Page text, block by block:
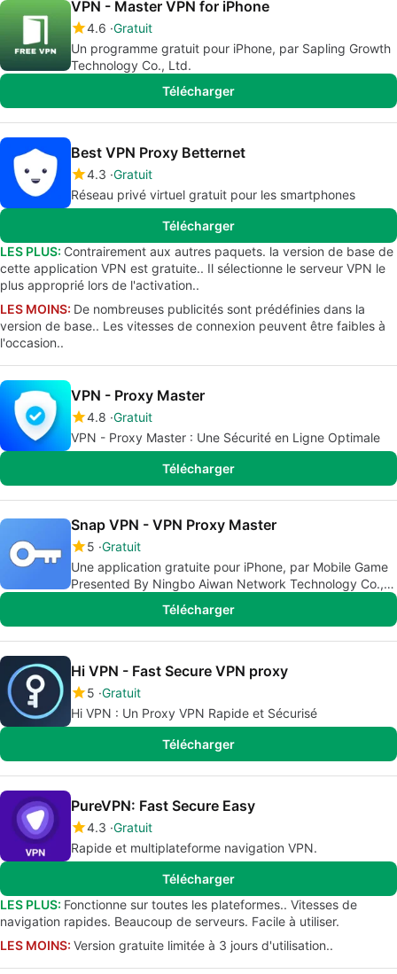
VPN - Master VPN for iPhone
4.6 Gratuit
Un programme gratuit pour iPhone, par Sapling Growth
Technology Co., Ltd.
Télécharger
Best VPN Proxy Betternet
4.3 Gratuit
Réseau privé virtuel gratuit pour les smartphones
Télécharger
LES PLUS: Contrairement aux autres paquets. la version de base de
cette application VPN est gratuite.. Il sélectionne le serveur VPN le
plus approprié lors de l'activation..
LES MOINS: De nombreuses publicités sont prédéfinies dans la
version de base.. Les vitesses de connexion peuvent être faibles à
l'occasion..
VPN - Proxy Master
4.8 Gratuit
VPN - Proxy Master : Une Sécurité en Ligne Optimale
Télécharger
Snap VPN - VPN Proxy Master
5 Gratuit
Une application gratuite pour iPhone, par Mobile Game
Presented By Ningbo Aiwan Network Technology Co.,
Télécharger
Hi VPN - Fast Secure VPN proxy
5 Gratuit
Hi VPN : Un Proxy VPN Rapide et Sécurisé
Télécharger
PureVPN: Fast Secure Easy
4.3 Gratuit
Rapide et multiplateforme navigation VPN.
Télécharger
LES PLUS: Fonctionne sur toutes les plateformes.. Vitesses de
navigation rapides. Beaucoup de serveurs. Facile à utiliser.
LES MOINS: Version gratuite limitée à 3 jours d'utilisation..